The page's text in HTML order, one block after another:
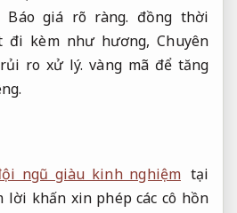
Báo giá rõ ràng. đồng thời
đi kèm như hương,Chuyên
ro xử lý. vàng mã để tăng
ngũ giàu kinh nghiệm tại
lời khấn xin phép các cô hồn